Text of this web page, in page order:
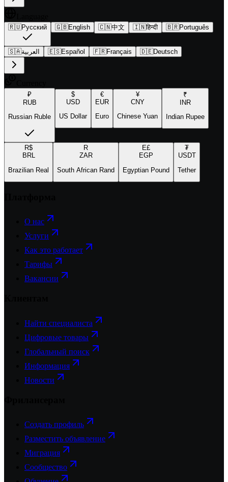
🇷🇺Русский 🇬🇧English 🇨🇳中文 🇮🇳हिन्दी 🇧🇷Português
🇸🇦العربية 🇪🇸Español 🇫🇷Français 🇩🇪Deutsch
₽
RUB
Russian Ruble
$
USD
US Dollar
€
EUR
Euro
¥
CNY
Chinese Yuan
₹
INR
Indian Rupee
R$
BRL
Brazilian Real
R
ZAR
South African Rand
E£
EGP
Egyptian Pound
₮
USDT
Tether
О нас
Услуги
Как это работает
Тарифы
Вакансии
Найти специалиста
Цифровые товары
Глобальный поиск
Информация
Новости
Создать профиль
Разместить объявление
Миграция
Сообщество